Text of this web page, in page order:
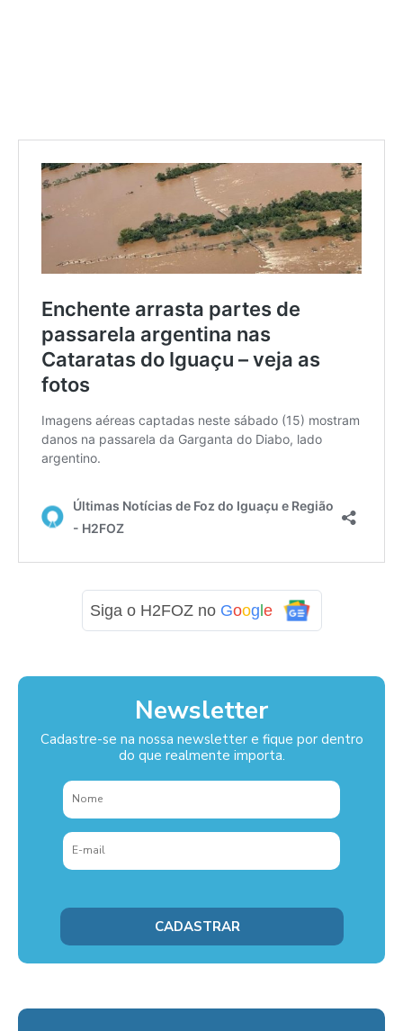
Siga o H2FOZ no Goog e
Newsletter
Cadastre-se na nossa newsletter e fique por dentro
do que realmente importa.